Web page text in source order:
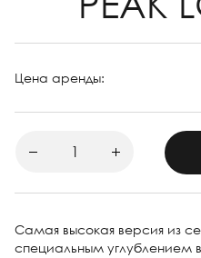
Цена аренды:
Самая высокая версия из
специальным углублением